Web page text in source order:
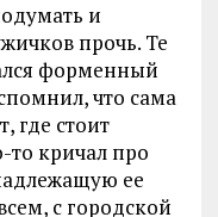
и
прочь. Те
форменный
что сама
где стоит
то кричал про
ее
с городской